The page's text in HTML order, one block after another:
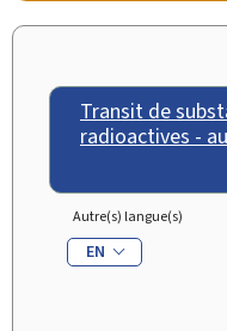
Transit de
radioactives -
Autre(s) langue(s)
EN